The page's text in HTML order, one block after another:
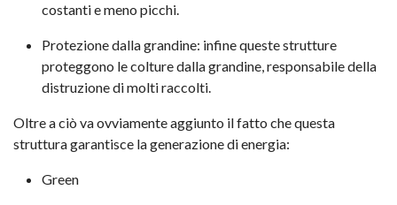
costanti e meno picchi.
Protezione dalla grandine: infine queste strutture
proteggono le colture dalla grandine, responsabile della
distruzione di molti raccolti.
Oltre a ciò va ovviamente aggiunto il fatto che questa
struttura garantisce la generazione di energia:
Green